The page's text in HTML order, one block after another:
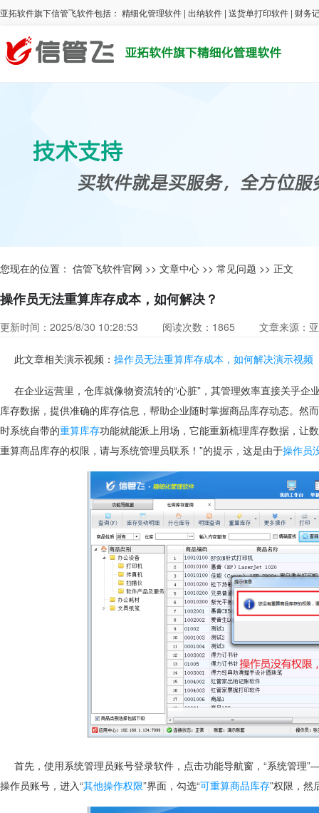
亚拓软件旗下信管飞软件包括： 精细化管理软件 | 出纳软件 | 送货单打印软件 | 财务
您现在的位置： 信管飞软件官网 >> 文章中心 >> 常见问题 >> 正文
操作员无法重算库存成本，如何解决？
更新时间：2025/8/30 10:28:53 阅读次数： 1865 文章来源：
此文章相关演示视频： 操作员无法重算库存成本，如何解决演示视频
在企业运营里，仓库就像物资流转的“心脏”，其管理效率直接关乎企
库存数据，提供准确的库存信息，帮助企业随时掌握商品库存动态。然
时系统自带的重算库存功能就能派上用场，它能重新梳理库存数据，让
重算商品库存的权限，请与系统管理员联系！”的提示，这是由于操作员
首先，使用系统管理员账号登录软件，点击功能导航窗，“系统管理
操作员账号，进入“其他操作权限”界面，勾选“可重算商品库存”权限，然